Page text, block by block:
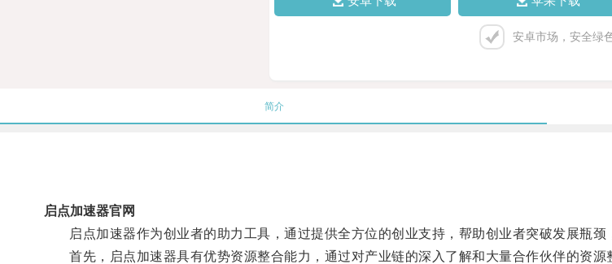
安卓市场，安全绿
简介
启点加速器官网
启点加速器作为创业者的助力工具，通过提供全方位的创业支持，帮助创业者突破发展瓶颈
首先，启点加速器具有优势资源整合能力，通过对产业链的深入了解和大量合作伙伴的资源